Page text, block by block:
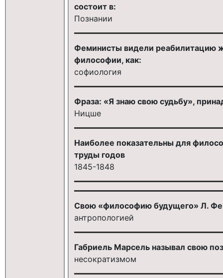
состоит в:
Познании
Феминисты видели реабилитацию
философии, как:
софиология
Фраза: «Я знаю свою судьбу»,
Ницше
Наиболее показательны для
труды годов
1845-1848
Свою «философию будущего» Л.
антропологией
Габриель Марсель называл свою
несократизмом